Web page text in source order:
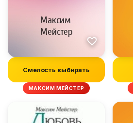
Смелость выбирать
МАКСИМ МЕЙСТЕР